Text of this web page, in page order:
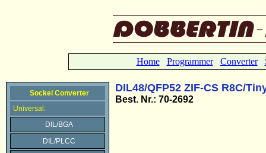
Home Programmer Converter
Sockel Converter
Universal:
DIL/BGA
DIL/PLCC
DIL48/QFP52 ZIF-CS R8C/
Best. Nr.: 70-2692